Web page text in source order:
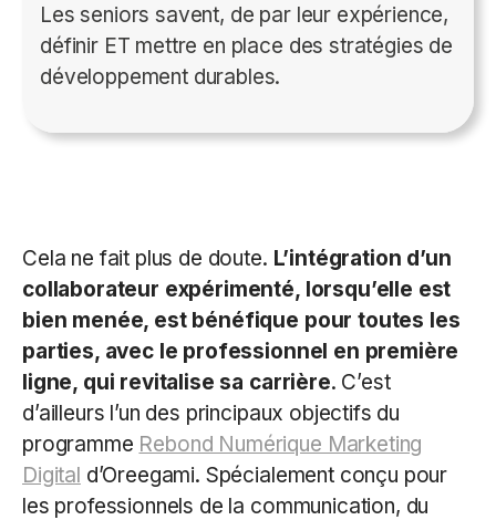
Les seniors savent, de par leur expérience,
définir ET mettre en place des stratégies de
développement durables.
Cela ne fait plus de doute. L’intégration d’un
collaborateur expérimenté, lorsqu’elle est
bien menée, est bénéfique pour toutes les
parties, avec le professionnel en première
ligne, qui revitalise sa carrière. C’est
d’ailleurs l’un des principaux objectifs du
programme Rebond Numérique Marketing
Digital d’Oreegami. Spécialement conçu pour
les professionnels de la communication, du